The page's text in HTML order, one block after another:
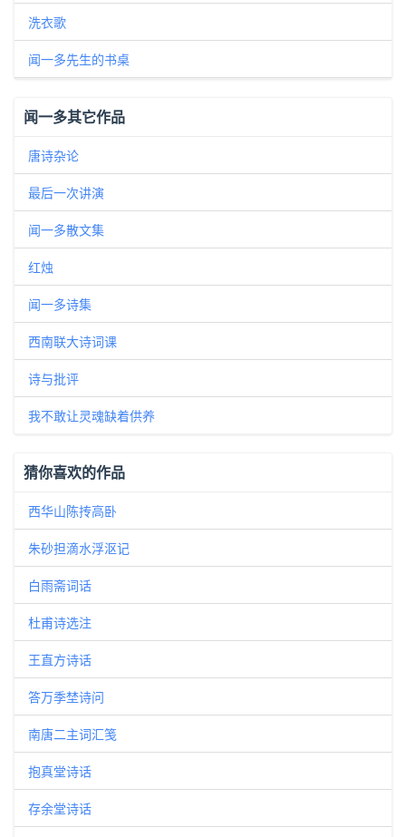
洗衣歌
闻一多先生的书桌
闻一多其它作品
唐诗杂论
最后一次讲演
闻一多散文集
红烛
闻一多诗集
西南联大诗词课
诗与批评
我不敢让灵魂缺着供养
猜你喜欢的作品
西华山陈抟高卧
朱砂担滴水浮沤记
白雨斋词话
杜甫诗选注
王直方诗话
答万季埜诗问
南唐二主词汇笺
抱真堂诗话
存余堂诗话